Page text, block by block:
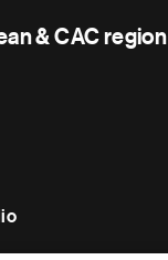
& CAC region